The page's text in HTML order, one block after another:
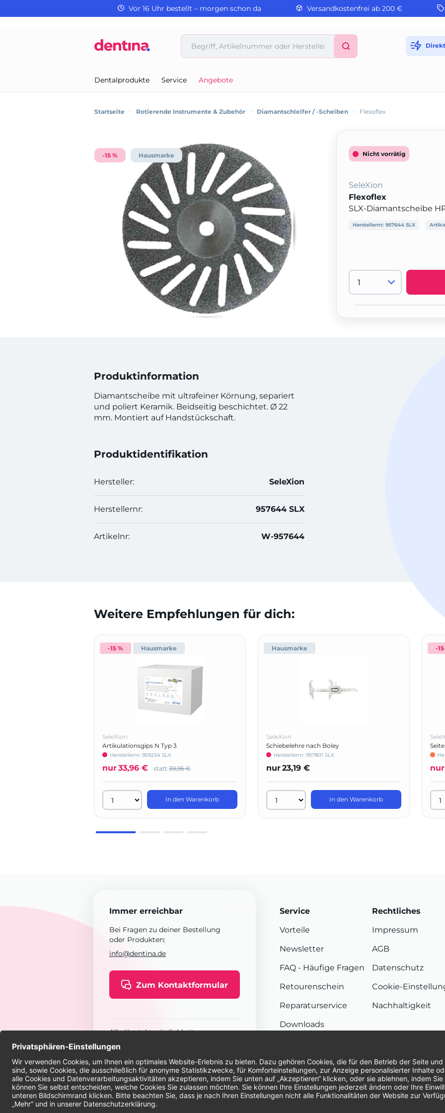
Vor 16 Uhr bestellt – morgen schon da Versandkostenfrei ab 200 €
Dentalprodukte Service Angebote
Startseite > Rotierende Instrumente & Zubehör > Diamantschleifer / -Scheiben > Flexoflex
-15 % Hausmarke
Produktinformation
Diamantscheibe mit ultrafeiner Körnung, separiert
und poliert Keramik. Beidseitig beschichtet. Ø 22
mm. Montiert auf Handstückschaft.
Produktidentifikation
Hersteller: SeleXion
Herstellernr: 957644 SLX
Artikelnr: W-957644
Nicht vorrätig
SeleXion
Flexoflex
SLX-Diamantscheibe
Herstellernr: 957644 SLX
Weitere Empfehlungen für dich:
-15 % Hausmarke
SeleXion
Artikulationsgips N Typ 3
Herstellernr: 959234 SLX
nur33,96 € statt 39,95 €
In den Warenkorb
Hausmarke
SeleXion
Schiebelehre nach Boley
Herstellernr: 957801 SLX
nur23,19 €
In den Warenkorb
-
nur
Immer erreichbar
Bei Fragen zu deiner Bestellung
oder Produkten:
info@dentina.de
Zum Kontaktformular
Alle Kontaktmöglichkeiten
Service
Vorteile
Newsletter
FAQ - Häufige Fragen
Retourenschein
Reparaturservice
Downloads
Rechtliches
Impressum
AGB
Datenschutz
Cookie-
Nachhaltigkeit